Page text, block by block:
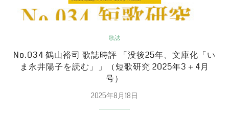
歌誌
No.034 鶴山裕司 歌誌時評 「没後25年、文庫化「い
ま永井陽子を読む」」（短歌研究 2025年3＋4月
号）
2025年8月18日